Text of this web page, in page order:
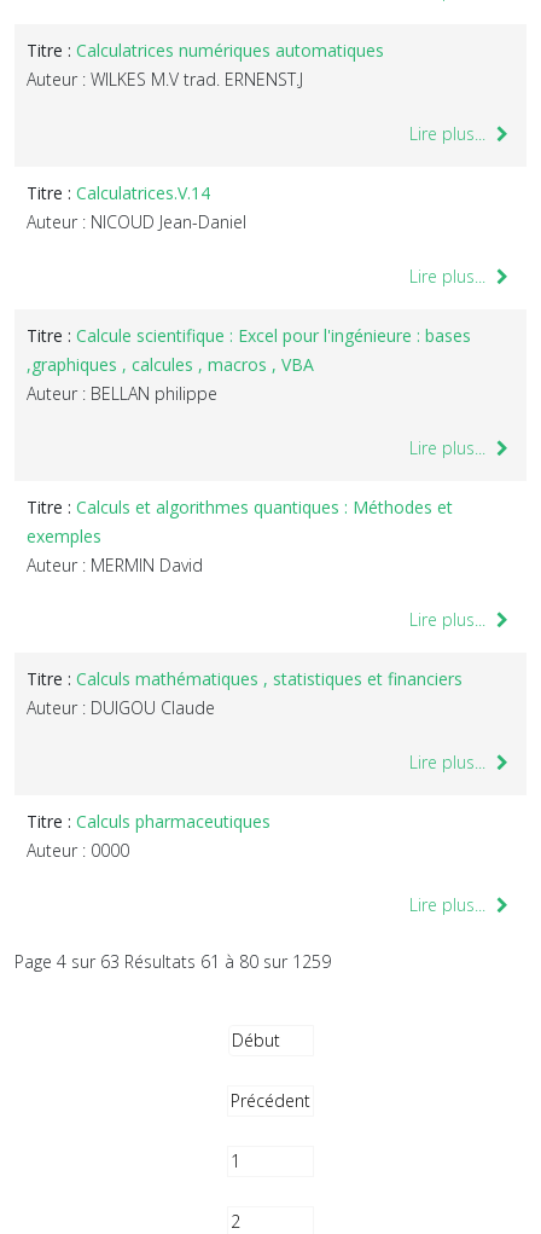
Titre : Calculatrices numériques automatiques
Auteur : WILKES M.V trad. ERNENST.J
Lire plus...
Titre : Calculatrices.V.14
Auteur : NICOUD Jean-Daniel
Lire plus...
Titre : Calcule scientifique : Excel pour l'ingénieure : bases
,graphiques , calcules , macros , VBA
Auteur : BELLAN philippe
Lire plus...
Titre : Calculs et algorithmes quantiques : Méthodes et
exemples
Auteur : MERMIN David
Lire plus...
Titre : Calculs mathématiques , statistiques et financiers
Auteur : DUIGOU Claude
Lire plus...
Titre : Calculs pharmaceutiques
Auteur : 0000
Lire plus...
Page 4 sur 63 Résultats 61 à 80 sur 1259
Début
Précédent
1
2